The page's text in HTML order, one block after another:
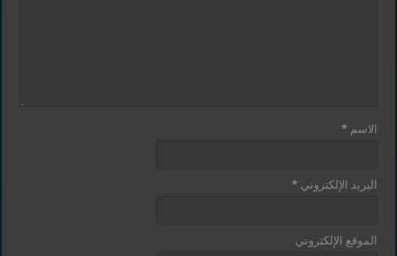
الاسم*
البريد الإلكتروني*
الموقع الإلكتروني